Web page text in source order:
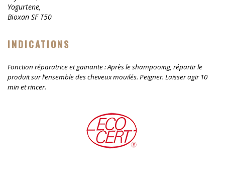
Yogurtene,
Bioxan SF T50
INDICATIONS
Fonction réparatrice et gainante : Après le shampooing, répartir le
produit sur l’ensemble des cheveux mouilés. Peigner. Laisser agir 10
min et rincer.